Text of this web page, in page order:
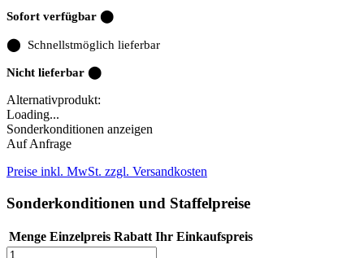
Sofort verfügbar ⬤
⬤ Schnellstmöglich lieferbar
Nicht lieferbar ⬤
Alternativprodukt:
Loading...
Sonderkonditionen anzeigen
Auf Anfrage
Preise inkl. MwSt. zzgl. Versandkosten
Sonderkonditionen und Staffelpreise
Menge Einzelpreis Rabatt Ihr Einkaufspreis